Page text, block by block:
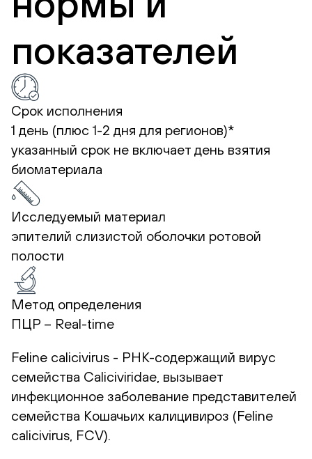
показателей
Срок исполнения
1 день (плюс 1-2 дня для регионов)*
указанный срок не включает день взятия
биоматериала
Исследуемый материал
эпителий слизистой оболочки ротовой
полости
Метод определения
ПЦР – Real-time
Feline calicivirus - РНК-содержащий вирус
семейства Caliciviridae, вызывает
инфекционное заболевание представителей
семейства Кошачьих калицивироз (Feline
calicivirus, FCV).